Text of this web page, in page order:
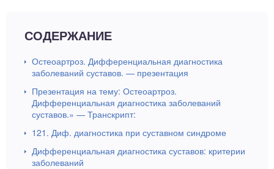
СОДЕРЖАНИЕ
Остеоартроз. Дифференциальная диагностика
заболеваний суставов. — презентация
Презентация на тему: Остеоартроз.
Дифференциальная диагностика заболеваний
суставов.» — Транскрипт:
121. Диф. диагностика при суставном синдроме
Дифференциальная диагностика суставов: критерии
заболеваний